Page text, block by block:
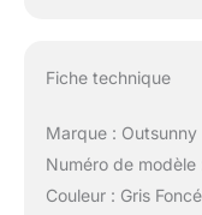
Fiche technique
Marque : Outsunny
Numéro de modèle
Couleur : Gris Foncé